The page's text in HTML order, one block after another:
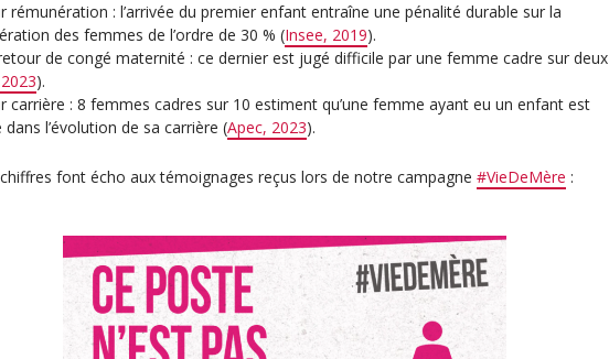
rémunération : l’arrivée du premier enfant entraîne une pénalité durable sur la
des femmes de l’ordre de 30 % (Insee, 2019).
de congé maternité : ce dernier est jugé difficile par une femme cadre sur deux
).
carrière : 8 femmes cadres sur 10 estiment qu’une femme ayant eu un enfant est
dans l’évolution de sa carrière (Apec, 2023).
font écho aux témoignages reçus lors de notre campagne#VieDeMère :